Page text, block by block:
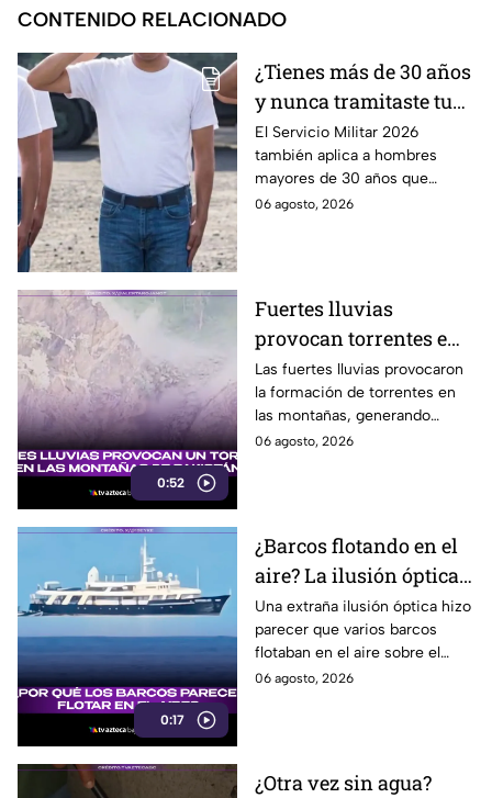
CONTENIDO RELACIONADO
¿Tienes más de 30 años
y nunca tramitaste tu
cartilla militar? Te
pueden llamar para
hacer servicio en Baja
California
El Servicio Militar 2026
también aplica a hombres
mayores de 30 años que
nunca tramitaron su cartilla. Te
06 agosto, 2026
0:52
Fuertes lluvias
provocan torrentes e
inundaciones en una
región montañosa
Las fuertes lluvias provocaron
la formación de torrentes en
las montañas, generando
inundaciones y afectaciones
06 agosto, 2026
0:17
¿Barcos flotando en el
aire? La ilusión óptica
que sorprendió a
usuarios en redes
sociales
Una extraña ilusión óptica hizo
parecer que varios barcos
flotaban en el aire sobre el
mar, pero el fenómeno fue
06 agosto, 2026
¿Otra vez sin agua?